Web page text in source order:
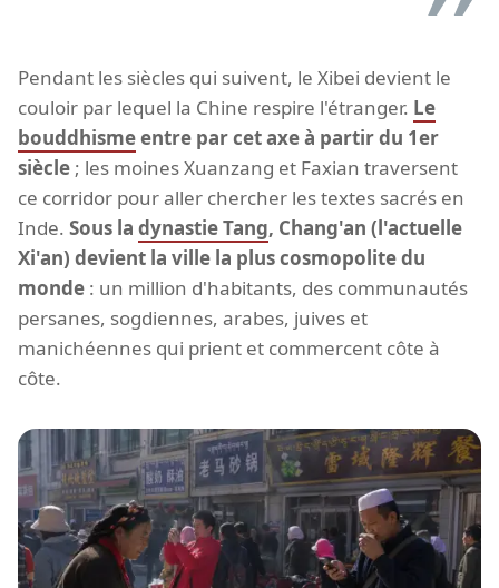
Pendant les siècles qui suivent, le Xibei devient le
couloir par lequel la Chine respire l'étranger. Le
bouddhismeentre par cet axe à partir du 1er
siècle ; les moines Xuanzang et Faxian traversent
ce corridor pour aller chercher les textes sacrés en
Inde. Sous la dynastie Tang, Chang'an (l'actuelle
Xi'an) devient la ville la plus cosmopolite du
monde : un million d'habitants, des communautés
persanes, sogdiennes, arabes, juives et
manichéennes qui prient et commercent côte à
côte.